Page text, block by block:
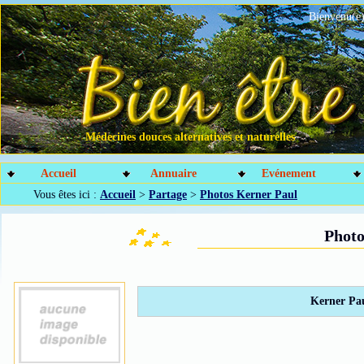
Médecines douces alternatives et naturelles
Accueil Annuaire
Evénement
Vous êtes ici : Accueil > Partage > Photos Kerner Paul
Kerner